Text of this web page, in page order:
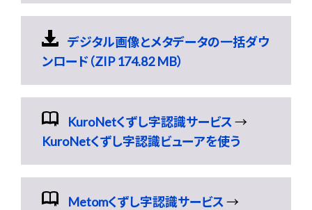
デジタル画像とメタデータの一括ダウ
ンロード（ZIP 174.82 MB）
KuroNetくずし字認識サービス→
KuroNetくずし字認識ビューアを使う
Metomくずし字認識サービス→